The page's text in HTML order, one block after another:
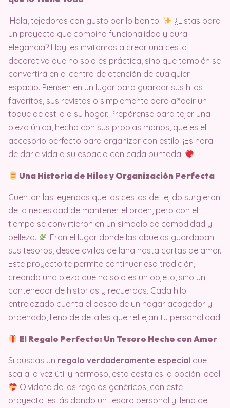
¡Hola, tejedoras con gusto por lo bonito!
¿Listas para
un proyecto que combina funcionalidad y pura
elegancia? Hoy les invitamos a crear una cesta
decorativa que no solo es práctica, sino que también se
convertirá en el centro de atención de cualquier
espacio. Piensen en un lugar para guardar sus hilos
favoritos, sus revistas o simplemente para añadir un
toque de estilo a su hogar. Prepárense para tejer una
pieza única, hecha con sus propias manos, que es el
accesorio perfecto para organizar con estilo. ¡Es hora
de darle vida a su espacio con cada puntada!
Una Historia de Hilos y Organización Perfecta
Cuentan las leyendas que las cestas de tejido surgieron
de la necesidad de mantener el orden, pero con el
tiempo se convirtieron en un símbolo de comodidad y
belleza.
Eran el lugar donde las abuelas guardaban
sus tesoros, desde ovillos de lana hasta cartas de amor.
Este proyecto te permite continuar esa tradición,
creando una pieza que no solo es un objeto, sino un
contenedor de historias y recuerdos. Cada hilo
entrelazado cuenta el deseo de un hogar acogedor y
ordenado, lleno de detalles que reflejan tu personalidad.
El Regalo Perfecto: Un Tesoro Hecho con Amor
Si buscas un regalo verdaderamente especial que
sea a la vez útil y hermoso, esta cesta es la opción ideal.
Olvídate de los regalos genéricos; con este
proyecto, estás dando un tesoro personal y lleno de